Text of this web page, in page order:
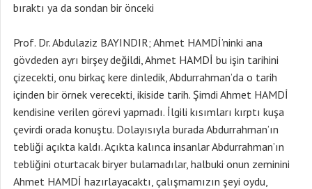
bıraktı ya da sondan bir önceki
Prof. Dr. Abdulaziz BAYINDIR; Ahmet HAMDİ’ninki ana
gövdeden ayrı birşey değildi, Ahmet HAMDİ bu işin tarihini
çizecekti, onu birkaç kere dinledik, Abdurrahman’da o tarih
içinden bir örnek verecekti, ikiside tarih. Şimdi Ahmet HAMDİ
kendisine verilen görevi yapmadı. İlgili kısımları kırptı kuşa
çevirdi orada konuştu. Dolayısıyla burada Abdurrahman’ın
tebliği açıkta kaldı. Açıkta kalınca insanlar Abdurrahman’ın
tebliğini oturtacak biryer bulamadılar, halbuki onun zeminini
Ahmet HAMDİ hazırlayacaktı, çalışmamızın şeyi oydu,